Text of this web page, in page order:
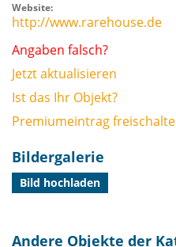
Website:
http://www.rarehouse.de
Angaben falsch?
Jetzt aktualisieren
Ist das Ihr Objekt?
Premiumeintrag
Bildergalerie
Bild hochladen
Andere Objekte der